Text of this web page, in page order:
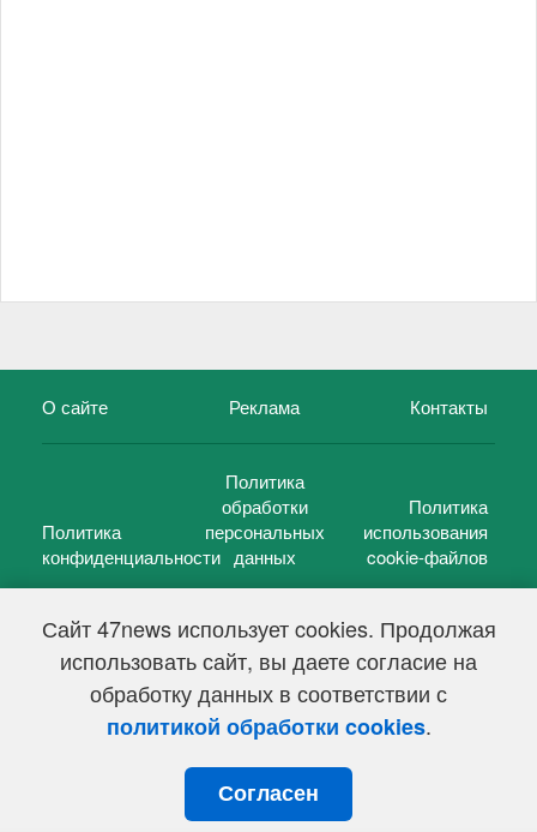
Сайт 47news использует cookies. Продолжая
использовать сайт, вы даете согласие на
обработку данных в соответствии с
политикой обработки cookies.
Согласен
О сайте Реклама Контакты
Политика
конфиденциальности
Политика
обработки
персональных
данных
Политика
использования
cookie-файлов
47 новостей (47 news)2005 — 2026 г.
Свидетельство о регистрации СМИ Эл № ФС 77-39848, выдано
Федеральной службой по надзору в сфере связи,
информационных технологий и массовых коммуникаций